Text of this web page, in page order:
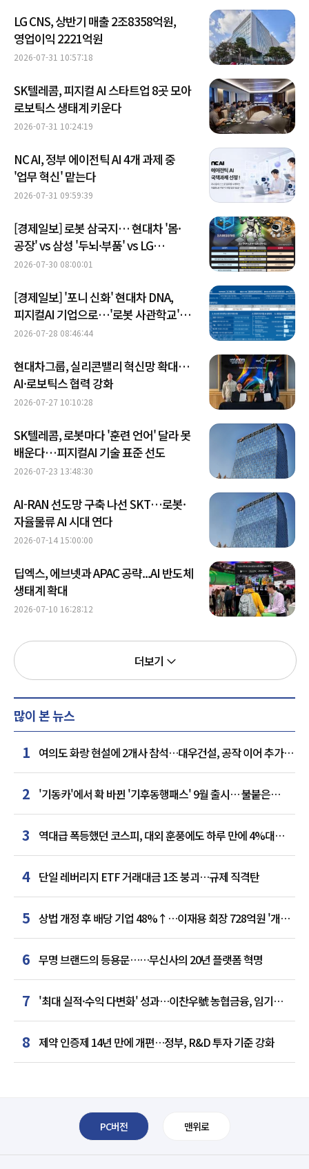
LG CNS, 상반기 매출 2조8358억원,
영업이익 2221억원
2026-07-31 10:57:18
SK텔레콤, 피지컬 AI 스타트업 8곳 모아
로보틱스 생태계 키운다
2026-07-31 10:24:19
NC AI, 정부 에이전틱 AI 4개 과제 중
'업무 혁신' 맡는다
2026-07-31 09:59:39
[경제일보] 로봇 삼국지… 현대차 '몸·
공장' vs 삼성 '두뇌·부품' vs LG
'생활공간'
2026-07-30 08:00:01
[경제일보] '포니 신화' 현대차 DNA,
피지컬AI 기업으로…'로봇 사관학교'
도약
2026-07-28 08:46:44
현대차그룹, 실리콘밸리 혁신망 확대…
AI·로보틱스 협력 강화
2026-07-27 10:10:28
SK텔레콤, 로봇마다 '훈련 언어' 달라 못
배운다…피지컬AI 기술 표준 선도
2026-07-23 13:48:30
AI-RAN 선도망 구축 나선 SKT…로봇·
자율물류 AI 시대 연다
2026-07-14 15:00:00
딥엑스, 에브넷과 APAC 공략...AI 반도체
생태계 확대
2026-07-10 16:28:12
더보기
많이 본 뉴스
1 여의도 화랑 현설에 2개사 참석…대우건설, 공작 이어 추가
거점 확보하나
2 '기동카'에서 확 바뀐 '기후동행패스' 9월 출시… 불붙은
카드사 경쟁
3
역대급 폭등했던 코스피, 대외 훈풍에도 하루 만에 4%대
급락
4 단일 레버리지 ETF 거래대금 1조 붕괴…규제 직격탄
5 상법 개정 후 배당 기업 48%↑…이재용 회장 728억원 '개인
최다'
6 무명 브랜드의 등용문……무신사의 20년 플랫폼 혁명
7 '최대 실적·수익 다변화' 성과…이찬우號 농협금융, 임기
말년 성장 박차
8 제약 인증제 14년 만에 개편…정부, R&D 투자 기준 강화
PC버전 맨위로